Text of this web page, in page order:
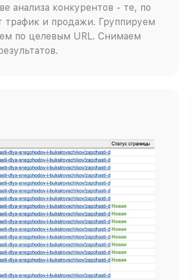
анализа конкурентов - те, по
и продажи. Группируем
по целевым URL. Снимаем